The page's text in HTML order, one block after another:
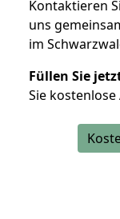
Kontaktieren
uns
im
Füllen Sie
Sie